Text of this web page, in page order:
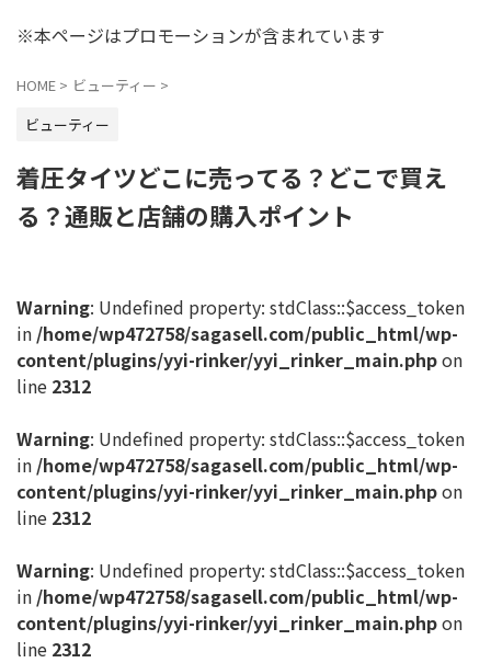
※本ページはプロモーションが含まれています
HOME > ビューティー >
ビューティー
着圧タイツどこに売ってる？どこで買え
る？通販と店舗の購入ポイント
Warning: Undefined property: stdClass::$access_token
in /home/wp472758/sagasell.com/public_html/wp-
content/plugins/yyi-rinker/yyi_rinker_main.phpon
line 2312
Warning: Undefined property: stdClass::$access_token
in /home/wp472758/sagasell.com/public_html/wp-
content/plugins/yyi-rinker/yyi_rinker_main.phpon
line 2312
Warning: Undefined property: stdClass::$access_token
in /home/wp472758/sagasell.com/public_html/wp-
content/plugins/yyi-rinker/yyi_rinker_main.phpon
line 2312